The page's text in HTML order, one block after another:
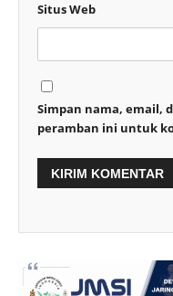
Situs Web
Simpan nama, email,
peramban ini untuk